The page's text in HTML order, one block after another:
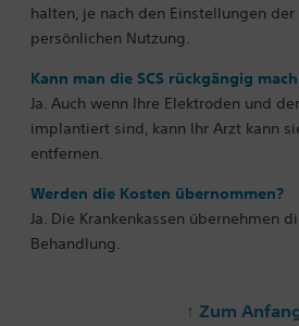
halten, je nach den Einstellungen
persönlichen Nutzung.
Kann man die SCS rückgängig
Ja. Auch wenn Ihre Elektroden und
implantiert sind, kann Ihr Arzt kann
entfernen.
Werden die Kosten übernommen?
Ja. Die Krankenkassen übernehmen
Behandlung.
↑ Zum